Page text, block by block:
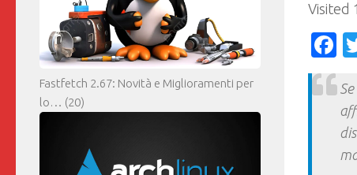
Visited
Fastfetch 2.67: Novità e Miglioramenti per
lo… (20)